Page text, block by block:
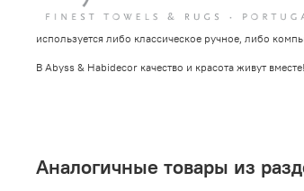
используется либо классическое ручное, либо
В Abyss & Habidecor качество и красота живут вместе!
Аналогичные товары из